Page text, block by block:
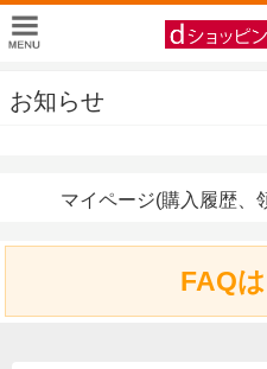
お知らせ
マイページ(購入履歴、
FAQ